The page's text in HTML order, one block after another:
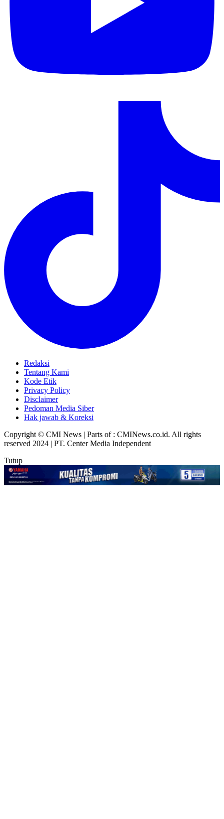
Redaksi
Tentang Kami
Kode Etik
Privacy Policy
Disclaimer
Pedoman Media Siber
Hak jawab & Koreksi
Copyright © CMI News | Parts of : CMINews.co.id. All rights
reserved 2024 | PT. Center Media Independent
Tutup